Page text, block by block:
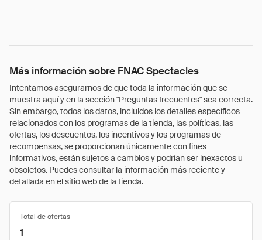
Más información sobre FNAC Spectacles
Intentamos asegurarnos de que toda la información que se
muestra aquí y en la sección "Preguntas frecuentes" sea correcta.
Sin embargo, todos los datos, incluidos los detalles específicos
relacionados con los programas de la tienda, las políticas, las
ofertas, los descuentos, los incentivos y los programas de
recompensas, se proporcionan únicamente con fines
informativos, están sujetos a cambios y podrían ser inexactos u
obsoletos. Puedes consultar la información más reciente y
detallada en el sitio web de la tienda.
Total de ofertas
1